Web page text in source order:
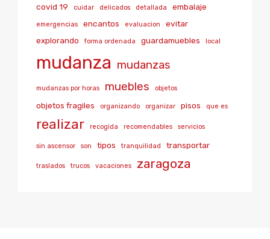
covid 19 cuidar delicados detallada embalaje
emergencias encantos evaluacion
evitar
explorando
forma ordenada guardamuebles local
mudanza mudanzas
mudanzas por horas muebles objetos
objetos fragiles organizando organizar pisos que es
realizar recogida recomendables servicios
sin ascensor son tipos tranquilidad transportar
traslados trucos vacaciones zaragoza